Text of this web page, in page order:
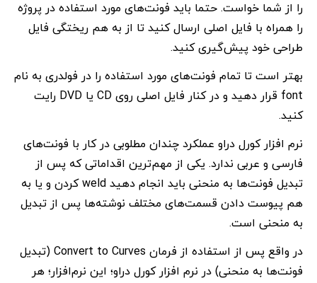
را از شما خواست. حتما باید فونت‌های مورد استفاده در پروژه
را همراه با فایل اصلی ارسال کنید تا از به هم ریختگی فایل
طراحی خود پیش‌گیری کنید.
بهتر است تا تمام فونت‌های مورد استفاده را در فولدری به نام
font قرار دهید و در کنار فایل اصلی روی CD یا DVD رایت
کنید.
نرم افزار کورل دراو عملکرد چندان مطلوبی در کار با فونت‌های
فارسی و عربی ندارد. یکی از مهم‌ترین اقداماتی که پس از
تبدیل فونت‌ها به منحنی باید انجام دهید weld کردن و یا به
هم پیوست دادن قسمت‌های مختلف نوشته‌ها پس از تبدیل
به منحنی است.
در واقع پس از استفاده از فرمان Convert to Curves (تبدیل
فونت‌ها به منحنی) در نرم افزار کورل دراو؛ این نرم‌افزار؛ هر